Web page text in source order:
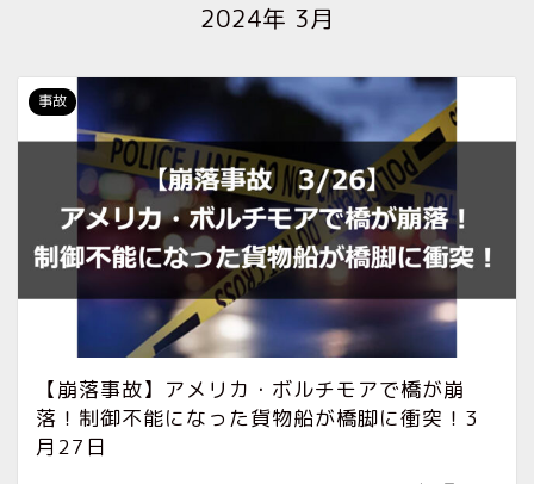
2024年 3月
事故
【崩落事故】アメリカ・ボルチモアで橋が崩
落！制御不能になった貨物船が橋脚に衝突！3
月27日